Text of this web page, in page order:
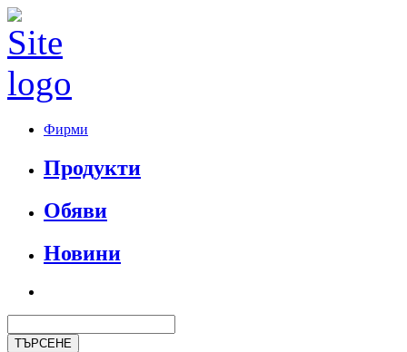
Фирми
Продукти
Обяви
Новини